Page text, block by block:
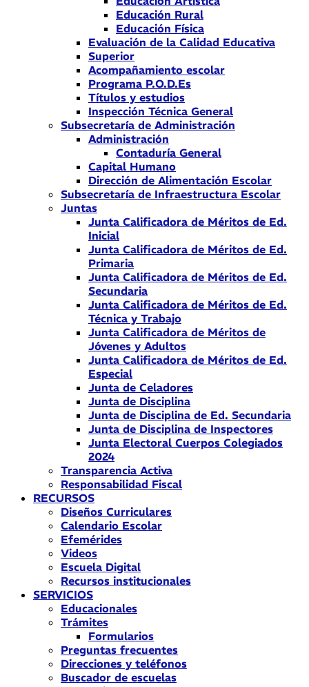
Educación Rural
Educación Física
Evaluación de la Calidad Educativa
Superior
Acompañamiento escolar
Programa P.O.D.Es
Títulos y estudios
Inspección Técnica General
Subsecretaría de Administración
Administración
Contaduría General
Capital Humano
Dirección de Alimentación Escolar
Subsecretaría de Infraestructura Escolar
Juntas
Junta Calificadora de Méritos de Ed.
Inicial
Junta Calificadora de Méritos de Ed.
Primaria
Junta Calificadora de Méritos de Ed.
Secundaria
Junta Calificadora de Méritos de Ed.
Técnica y Trabajo
Junta Calificadora de Méritos de
Jóvenes y Adultos
Junta Calificadora de Méritos de Ed.
Especial
Junta de Celadores
Junta de Disciplina
Junta de Disciplina de Ed. Secundaria
Junta de Disciplina de Inspectores
Junta Electoral Cuerpos Colegiados
2024
Transparencia Activa
Responsabilidad Fiscal
RECURSOS
Diseños Curriculares
Calendario Escolar
Efemérides
Videos
Escuela Digital
Recursos institucionales
SERVICIOS
Educacionales
Trámites
Formularios
Preguntas frecuentes
Direcciones y teléfonos
Buscador de escuelas